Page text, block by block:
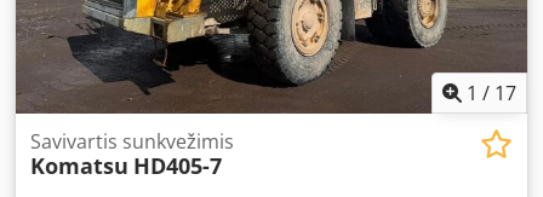
1 / 17
Savivartis sunkvežimis
Komatsu HD405-7